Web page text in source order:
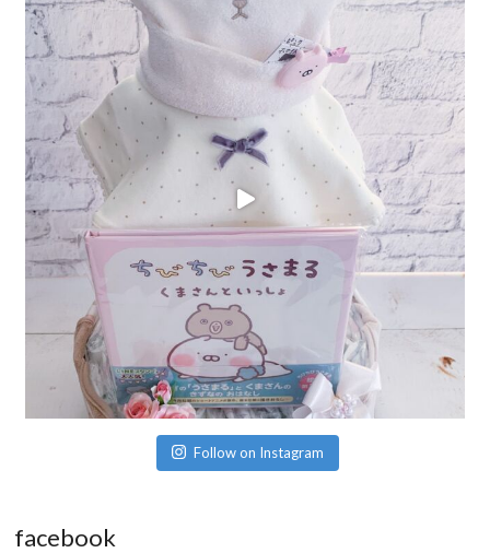
Follow on Instagram
facebook